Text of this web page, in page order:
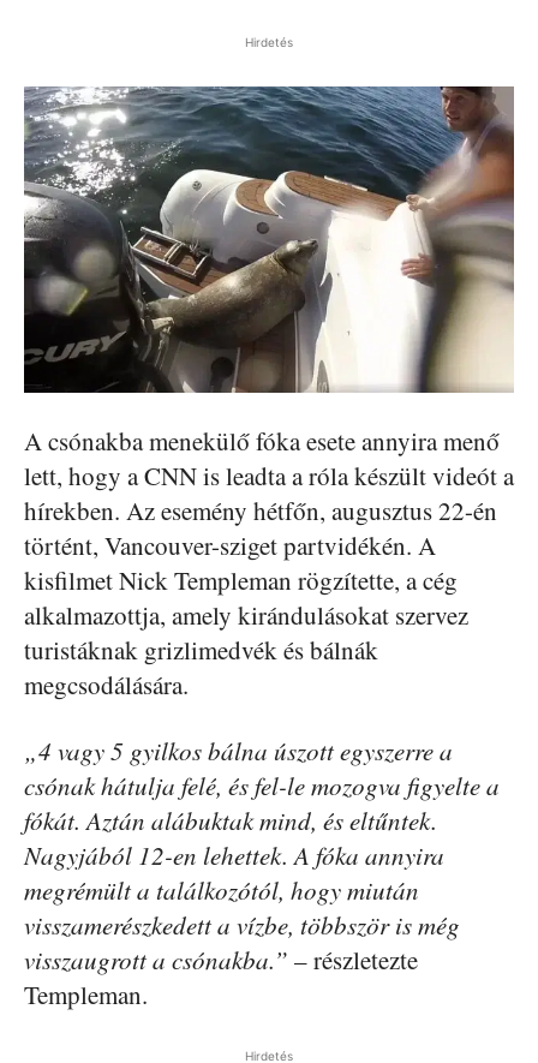
Hirdetés
A csónakba menekülő fóka esete annyira menő
lett, hogy a CNN is leadta a róla készült videót a
hírekben. Az esemény hétfőn, augusztus 22-én
történt, Vancouver-sziget partvidékén. A
kisfilmet Nick Templeman rögzítette, a cég
alkalmazottja, amely kirándulásokat szervez
turistáknak grizlimedvék és bálnák
megcsodálására.
„4 vagy 5 gyilkos bálna úszott egyszerre a
csónak hátulja felé, és fel-le mozogva figyelte a
fókát. Aztán alábuktak mind, és eltűntek.
Nagyjából 12-en lehettek. A fóka annyira
megrémült a találkozótól, hogy miután
visszamerészkedett a vízbe, többször is még
visszaugrott a csónakba.” – részletezte
Templeman.
Hirdetés